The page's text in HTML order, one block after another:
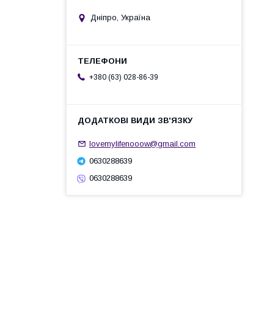
Дніпро, Україна
+380 (63) 028-86-39
lovemylifenooow@gmail.com
0630288639
0630288639